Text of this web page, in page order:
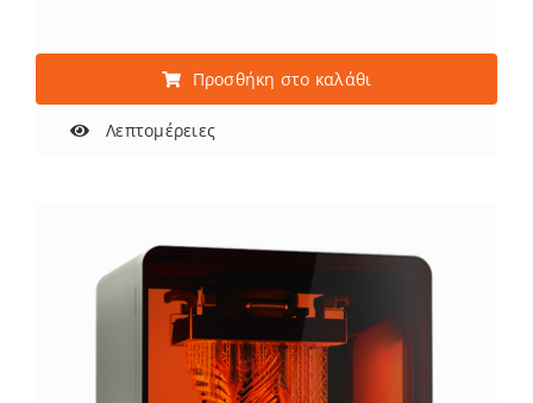
Προσθήκη στο καλάθι
Λεπτομέρειες